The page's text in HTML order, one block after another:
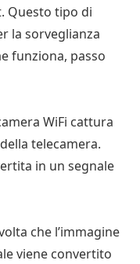
Questo tipo di
la sorveglianza
funziona, passo
WiFi cattura
telecamera.
in un segnale
che l’immagine
viene convertito